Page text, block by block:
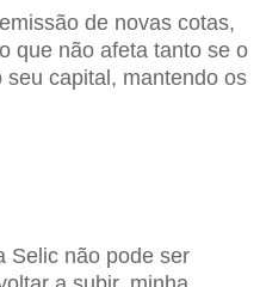
de novas cotas,
que não afeta tanto se o
capital, mantendo os
Selic não pode ser